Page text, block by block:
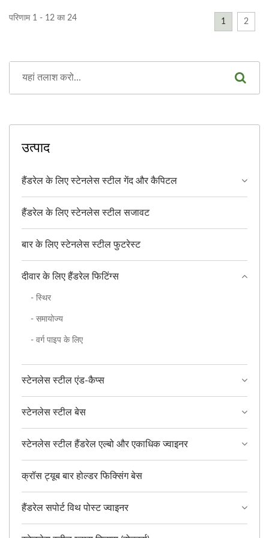
परिणाम 1 - 12 का 24 1 2
उत्पाद
हैंडरेल के लिए स्टेनलेस स्टील गेंद और कैपिटल
हैंडरेल के लिए स्टेनलेस स्टील सजावट
बार के लिए स्टेनलेस स्टील फुटरेस्ट
दीवार के लिए हैंडरेल फिटिंग्स
- स्थिर
- समायोज्य
- वर्ग पाइप के लिए
स्टेनलेस स्टील एंड-कैप्स
स्टेनलेस स्टील बेस
स्टेनलेस स्टील हैंडरेल एल्बो और एकाधिक ज्वाइनर
क्रॉस ट्यूब बार होल्डर फिक्सिंग बेस
हैंडरेल सपोर्ट विथ पोस्ट ज्वाइनर